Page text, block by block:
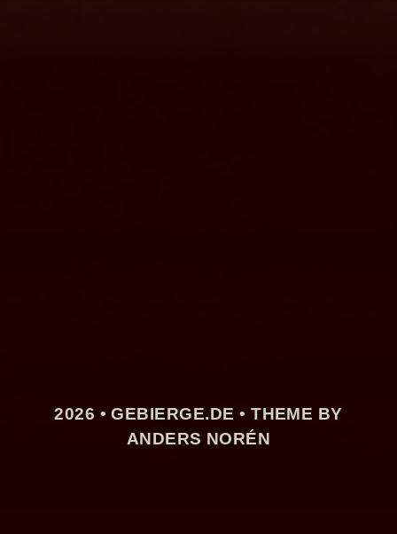
2026 •GEBIERGE.DE • THEME BY
ANDERS NORÉN